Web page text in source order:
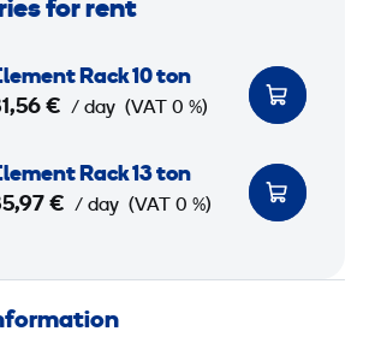
for rent
Rack 10 ton
€ / day (VAT 0 %)
Rack 13 ton
€ / day (VAT 0 %)